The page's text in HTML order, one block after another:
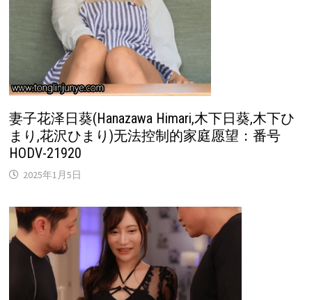
妻子花泽日葵(Hanazawa Himari,木下日葵,木下ひ
まり,花沢ひまり)无法控制的家庭愿望：番号
HODV-21920
2025年1月5日